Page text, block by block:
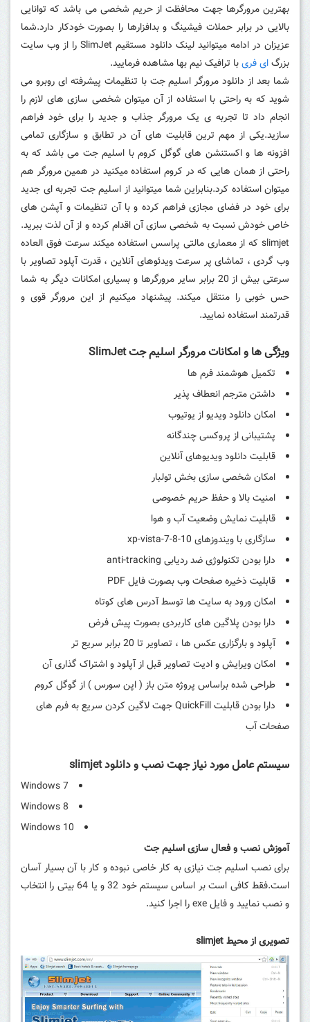
بهترین مرورگرها جهت محافظت از حریم شخصی می باشد که توانایی
بالایی در برابر حملات فیشینگ و بدافزارها را بصورت خودکار دارد.شما
عزیزان در ادامه میتوانید لینک دانلود مستقیم SlimJet را از وب سایت
بزرگای فریبا ترافیک نیم بها مشاهده فرمایید.
شما بعد از دانلود مرورگر اسلیم جت با تنظیمات پیشرفته ای روبرو می
شوید که به راحتی با استفاده از آن میتوان شخصی سازی های لازم را
انجام داد تا تجربه ی یک مرورگر جذاب و جدید را برای خود فراهم
سازید.یکی از مهم ترین قابلیت های آن در تطابق و سازگاری تمامی
افزونه ها و اکستنشن های گوگل کروم با اسلیم جت می باشد که به
راحتی از همان هایی که در کروم استفاده میکنید در همین مرورگر هم
میتوان استفاده کرد.بنابراین شما میتوانید از اسلیم جت تجربه ای جدید
برای خود در فضای مجازی فراهم کرده و با آن تنظیمات و آپشن های
خاص خودش نسبت به شخصی سازی آن اقدام کرده و از آن لذت ببرید.
slimjet که از معماری مالتی پراسس استفاده میکند سرعت فوق العاده
وب گردی ، تماشای پر سرعت ویدئوهای آنلاین ، قدرت آپلود تصاویر با
سرعتی بیش از 20 برابر سایر مرورگرها و بسیاری امکانات دیگر به شما
حس خوبی را منتقل میکند. پیشنهاد میکنیم از این مرورگر قوی و
قدرتمند استفاده نمایید.
ویژگی ها و امکانات مرورگر اسلیم جت SlimJet
تکمیل هوشمند فرم ها
داشتن مترجم انعطاف پذیر
امکان دانلود ویدیو از یوتیوب
پشتیبانی از پروکسی چندگانه
قابلیت دانلود ویدیوهای آنلاین
امکان شخصی سازی بخش تولبار
امنیت بالا و حفظ حریم خصوصی
قابلیت نمایش وضعیت آب و هوا
سازگاری با ویندوزهای xp-vista-7-8-10
دارا بودن تکنولوژی ضد ردیابی anti-tracking
قابلیت ذخیره صفحات وب بصورت فایل PDF
امکان ورود به سایت ها توسط آدرس های کوتاه
دارا بودن پلاگین های کاربردی بصورت پیش فرض
آپلود و بارگزاری عکس ها ، تصاویر تا 20 برابر سریع تر
امکان ویرایش و ادیت تصاویر قبل از آپلود و اشتراک گذاری آن
طراحی شده براساس پروژه متن باز ( اپن سورس ) از گوگل کروم
دارا بودن قابلیت QuickFill جهت لاگین کردن سریع به فرم های
صفحات آب
سیستم عامل مورد نیاز جهت نصب و دانلود slimjet
Windows 7
Windows 8
Windows 10
آموزش نصب و فعال سازی اسلیم جت
برای نصب اسلیم جت نیازی به کار خاصی نبوده و کار با آن بسیار آسان
است.فقط کافی است بر اساس سیستم خود 32 و یا 64 بیتی را انتخاب
و نصب نمایید و فایل exe را اجرا کنید.
تصویری از محیط slimjet